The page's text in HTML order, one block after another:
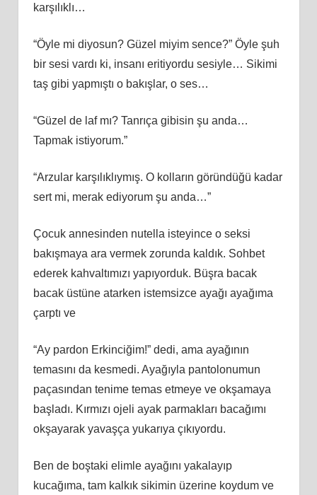
karşılıklı…
“Öyle mi diyosun? Güzel miyim sence?” Öyle şuh
bir sesi vardı ki, insanı eritiyordu sesiyle… Sikimi
taş gibi yapmıştı o bakışlar, o ses…
“Güzel de laf mı? Tanrıça gibisin şu anda…
Tapmak istiyorum.”
“Arzular karşılıklıymış. O kolların göründüğü kadar
sert mi, merak ediyorum şu anda…”
Çocuk annesinden nutella isteyince o seksi
bakışmaya ara vermek zorunda kaldık. Sohbet
ederek kahvaltımızı yapıyorduk. Büşra bacak
bacak üstüne atarken istemsizce ayağı ayağıma
çarptı ve
“Ay pardon Erkinciğim!” dedi, ama ayağının
temasını da kesmedi. Ayağıyla pantolonumun
paçasından tenime temas etmeye ve okşamaya
başladı. Kırmızı ojeli ayak parmakları bacağımı
okşayarak yavaşça yukarıya çıkıyordu.
Ben de boştaki elimle ayağını yakalayıp
kucağıma, tam kalkık sikimin üzerine koydum ve